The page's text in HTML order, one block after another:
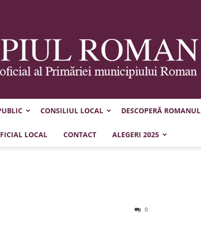
Municipiul
CONSILIUL LOCAL DESCOPERĂ ROMANUL
LOCAL CONTACT ALEGERI 2025
0